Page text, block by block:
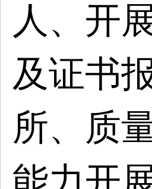
人、开
及证书
所、质
能力开